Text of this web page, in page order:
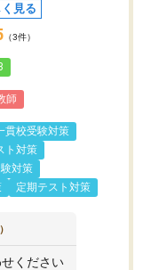
見る
（3件）
師
貫校受験対策
ト対策
対策
定期テスト対策
ください